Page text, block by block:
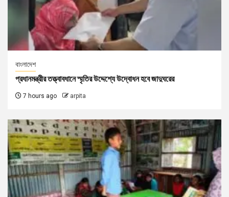
বাংলাদেশ
প্রধানমন্ত্রীর তত্ত্বাবধানে স্মৃতির উদ্দেশ্যে উদ্বোধন হবে জাদুঘরের
7 hours ago arpita